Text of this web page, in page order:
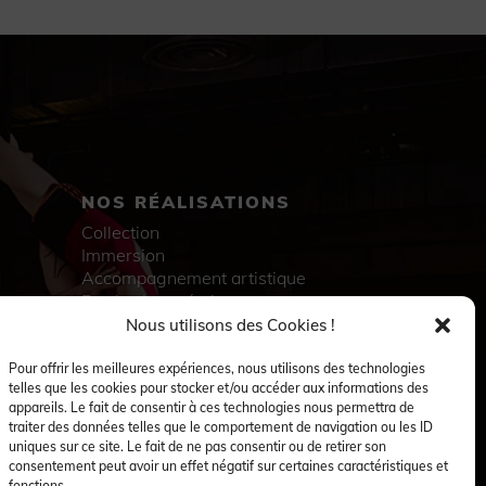
Nous utilisons des Cookies !
Pour offrir les meilleures expériences, nous utilisons des technologies
telles que les cookies pour stocker et/ou accéder aux informations des
appareils. Le fait de consentir à ces technologies nous permettra de
traiter des données telles que le comportement de navigation ou les ID
uniques sur ce site. Le fait de ne pas consentir ou de retirer son
consentement peut avoir un effet négatif sur certaines caractéristiques et
NOS RÉALISATIONS
Collection
Immersion
Accompagnement artistique
Production créative
Danseuses et danseurs
Créatrices et créateurs